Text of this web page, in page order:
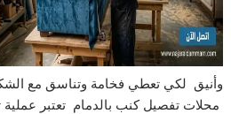
وأنيق لكي تعطي فخامة وتناسق مع
محلات تفصيل كنب بالدمام تعتبر عملية